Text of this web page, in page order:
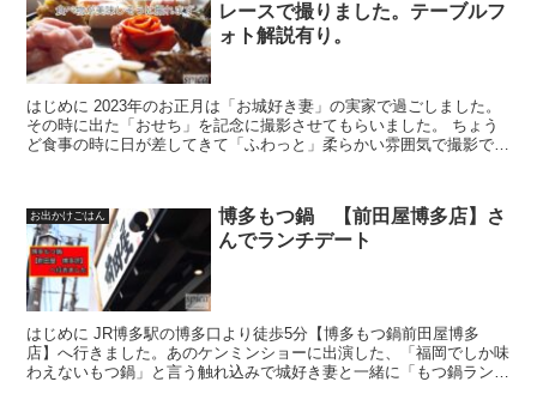
レースで撮りました。テーブルフ
ォト解説有り。
はじめに 2023年のお正月は「お城好き妻」の実家で過ごしました。
その時に出た「おせち」を記念に撮影させてもらいました。 ちょう
ど食事の時に日が差してきて「ふわっと」柔らかい雰囲気で撮影でき
お出かけごはん
博多もつ鍋 【前田屋博多店】さ
んでランチデート
はじめに JR博多駅の博多口より徒歩5分【博多もつ鍋前田屋博多
店】へ行きました。あのケンミンショーに出演した、「福岡でしか味
わえないもつ鍋」と言う触れ込みで城好き妻と一緒に「もつ鍋ラン